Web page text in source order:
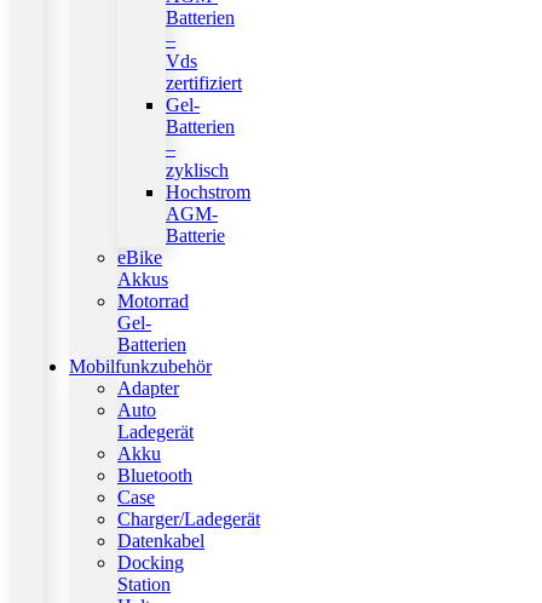
Batterien
–
Vds
zertifiziert
Gel-
Batterien
–
zyklisch
Hochstrom
AGM-
Batterie
eBike
Akkus
Motorrad
Gel-
Batterien
Mobilfunkzubehör
Adapter
Auto
Ladegerät
Akku
Bluetooth
Case
Charger/Ladegerät
Datenkabel
Docking
Station